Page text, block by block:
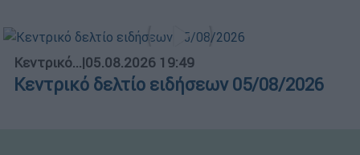
Κεντρικό...|05.08.2026 19:49
Κεντρικό δελτίο ειδήσεων 05/08/2026